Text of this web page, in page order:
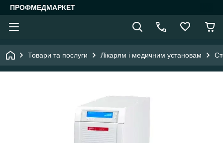
ПРОФМЕДМАРКЕТ
Товари та послуги Лікарям і медичним установам